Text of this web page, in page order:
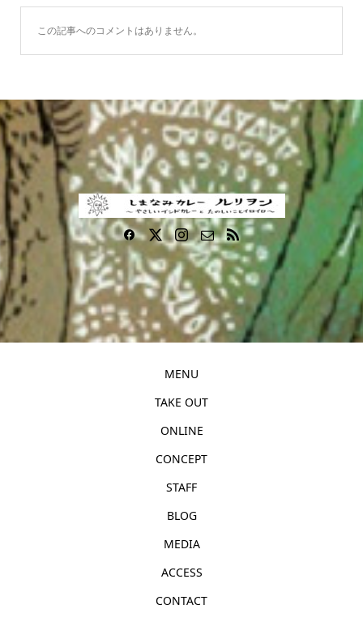
この記事へのコメントはありません。
MENU
TAKE OUT
ONLINE
CONCEPT
STAFF
BLOG
MEDIA
ACCESS
CONTACT